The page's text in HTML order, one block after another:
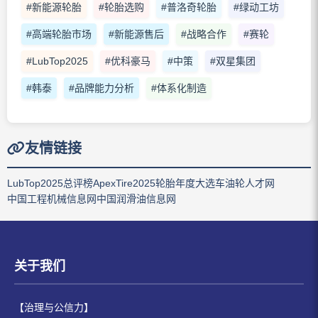
#新能源轮胎 #轮胎选购 #普洛奇轮胎 #绿动工坊
#高端轮胎市场 #新能源售后 #战略合作 #赛轮
#LubTop2025 #优科豪马 #中策 #双星集团
#韩泰 #品牌能力分析 #体系化制造
友情链接
LubTop2025总评榜ApexTire2025轮胎年度大选车油轮人才网
中国工程机械信息网中国润滑油信息网
关于我们
【治理与公信力】